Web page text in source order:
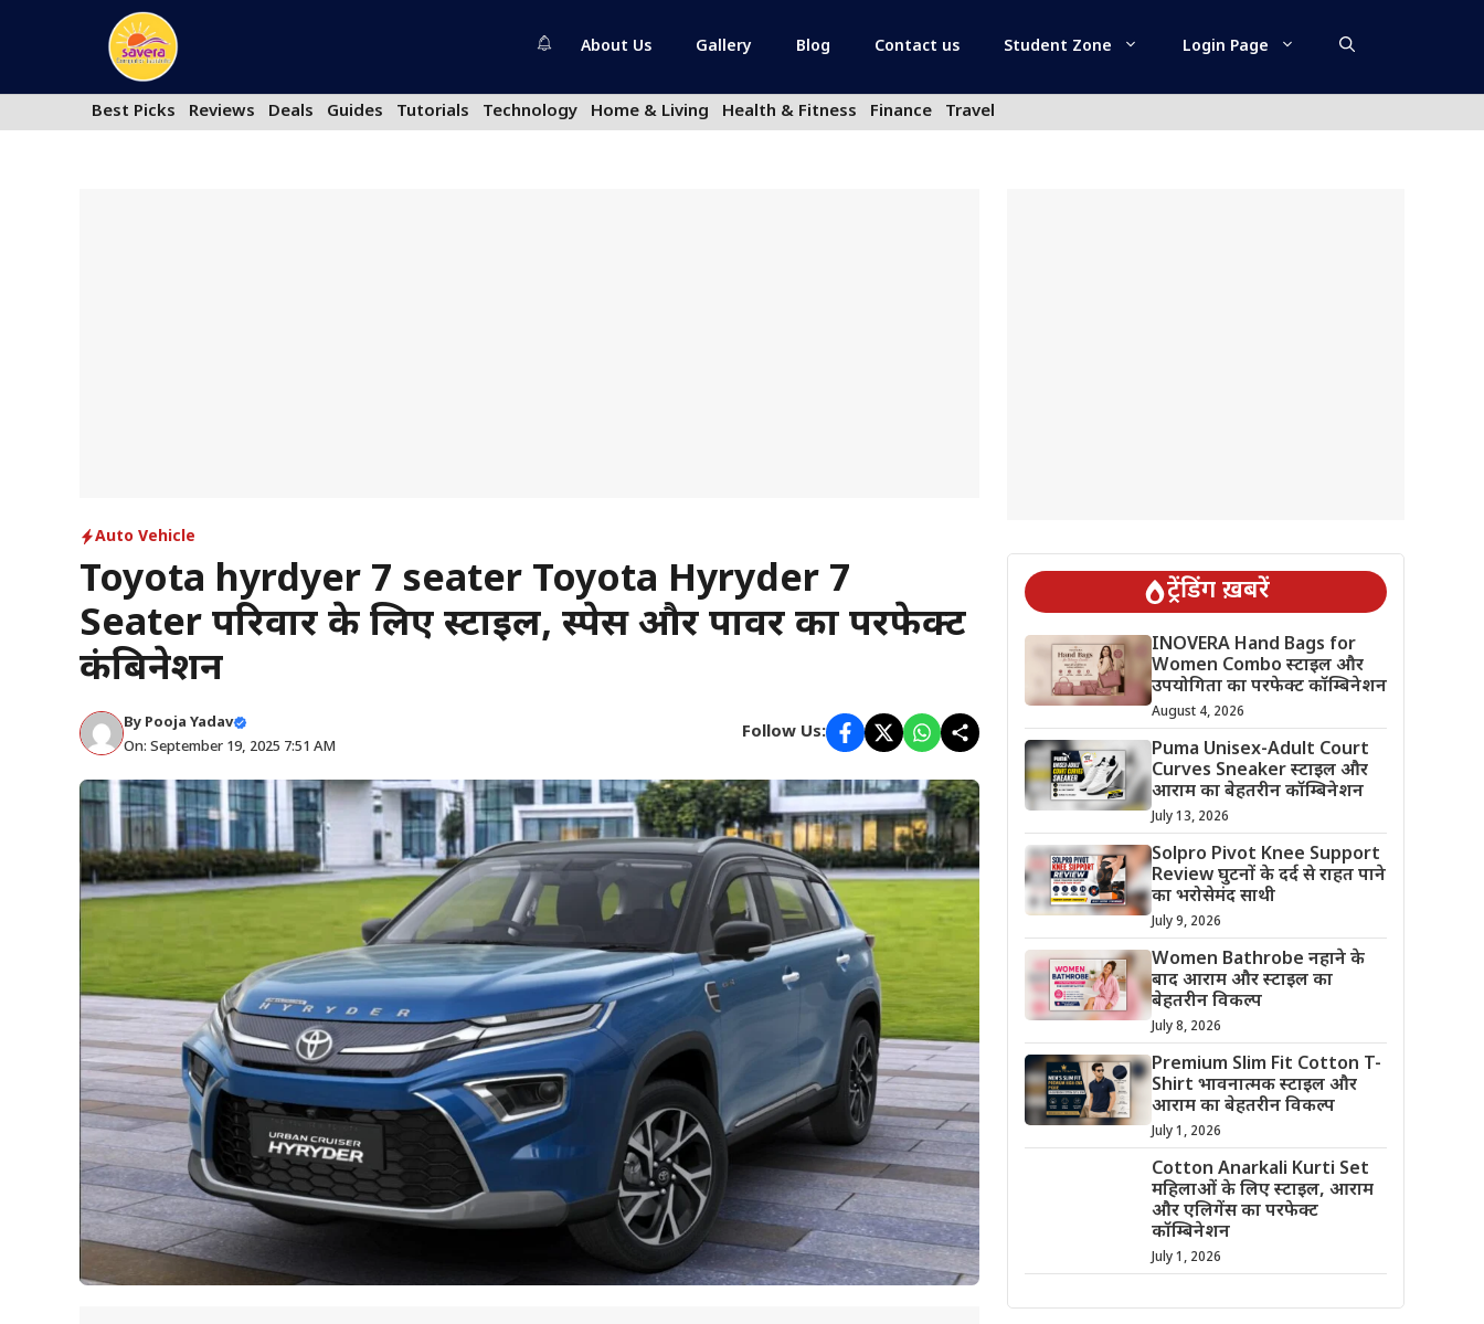
About Us Gallery Blog Contact us Student Zone Login Page
Best Picks Reviews Deals Guides Tutorials Technology Home & Living Health & Fitness Finance Travel
Auto Vehicle
Toyota hyrdyer 7 seater Toyota Hyryder 7
Seater परिवार के लिए स्टाइल, स्पेस और पावर का परफेक्ट
कंबिनेशन
By Pooja Yadav
On: September 19, 2025 7:51 AM
Follow Us:
ट्रेंडिंग ख़बरें
INOVERA Hand Bags for
Women Combo स्टाइल और
उपयोगिता का परफेक्ट कॉम्बिनेशन
August 4, 2026
Puma Unisex-Adult Court
Curves Sneaker स्टाइल और
आराम का बेहतरीन कॉम्बिनेशन
July 13, 2026
Solpro Pivot Knee Support
Review घुटनों के दर्द से राहत पाने
का भरोसेमंद साथी
July 9, 2026
Women Bathrobe नहाने के
बाद आराम और स्टाइल का
बेहतरीन विकल्प
July 8, 2026
Premium Slim Fit Cotton T-
Shirt भावनात्मक स्टाइल और
आराम का बेहतरीन विकल्प
July 1, 2026
Cotton Anarkali Kurti Set
महिलाओं के लिए स्टाइल, आराम
और एलिगेंस का परफेक्ट
कॉम्बिनेशन
July 1, 2026